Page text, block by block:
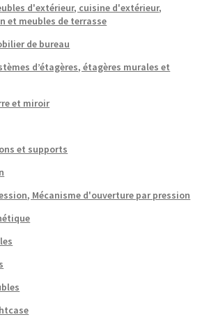
d'extérieur, cuisine d'extérieur,
et meubles de terrasse
de bureau
d’étagères, étagères murales et
et miroir
et supports
Mécanisme d'ouverture par pression